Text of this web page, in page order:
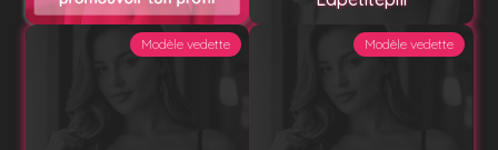
Modèle vedette Modèle vedette